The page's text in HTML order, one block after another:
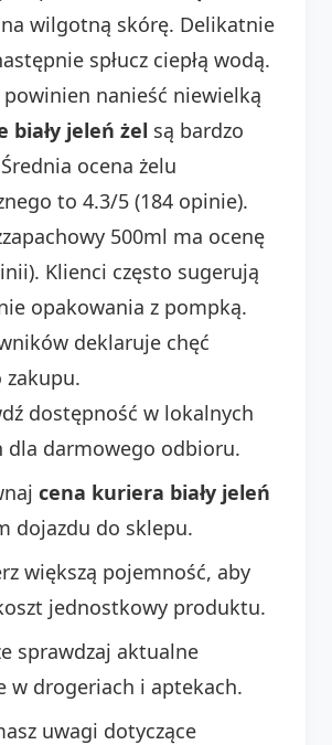
wilgotną skórę. Delikatnie
spłucz ciepłą wodą.
nanieść niewielką
biały jeleń żel są bardzo
ocena żelu
to 4.3/5 (184 opinie).
500ml ma ocenę
Klienci często sugerują
opakowania z pompką.
deklaruje chęć
zakupu.
dostępność w lokalnych
dla darmowego odbioru.
cena kuriera biały jeleń
dojazdu do sklepu.
większą pojemność, aby
jednostkowy produktu.
sprawdzaj aktualne
w drogeriach i aptekach.
uwagi dotyczące